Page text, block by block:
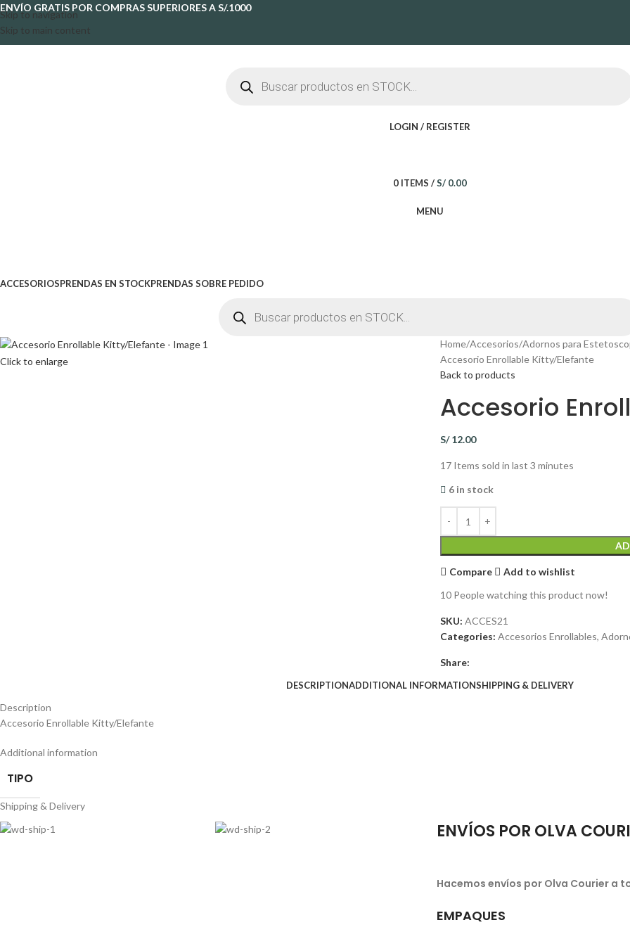
Skip to navigation
Skip to main content
ENVÍO GRATIS POR COMPRAS SUPERIORES A S/.1000
LOGIN / REGISTER
0 ITEMS / S/0.00
MENU
ACCESORIOSPRENDAS EN STOCKPRENDAS SOBRE PEDIDO
Click to enlarge
Home Accesorios Adornos para
Accesorio Enrollable Kitty/Elefante
Back to products
Accesorio
S/12.00
17 Items sold in last 3 minutes
6 in stock
Compare
Add to wishlist
10 People watching this product now!
SKU: ACCES21
Categories: Accesorios Enrollables,
Share:
DESCRIPTIONADDITIONAL INFORMATIONSHIPPING & DELIVERY
Description
Accesorio Enrollable Kitty/Elefante
Additional information
TIPO
Shipping & Delivery
ENVÍOS POR OLVA
Hacemos envíos por Olva Courier a
EMPAQUES